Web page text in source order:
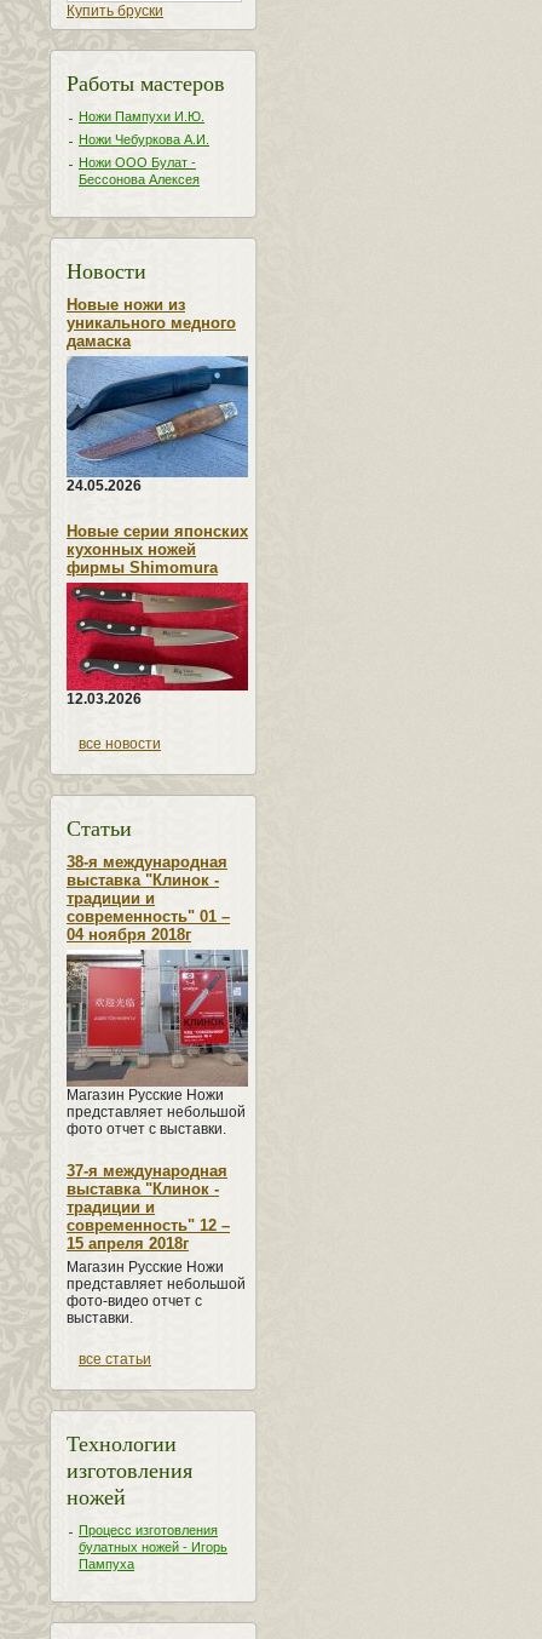
Купить бруски
Работы мастеров
Ножи Пампухи И.Ю.
Ножи Чебуркова А.И.
Ножи ООО Булат -
Бессонова Алексея
Новости
Новые ножи из
уникального медного
дамаска
24.05.2026
Новые серии японских
кухонных ножей
фирмы Shimomura
12.03.2026
все новости
Статьи
38-я международная
выставка "Клинок -
традиции и
современность" 01 –
04 ноября 2018г
Магазин Русские Ножи
представляет небольшой
фото отчет с выставки.
37-я международная
выставка "Клинок -
традиции и
современность" 12 –
15 апреля 2018г
Магазин Русские Ножи
представляет небольшой
фото-видео отчет с
выставки.
все статьи
Технологии
изготовления
ножей
Процесс изготовления
булатных ножей - Игорь
Пампуха